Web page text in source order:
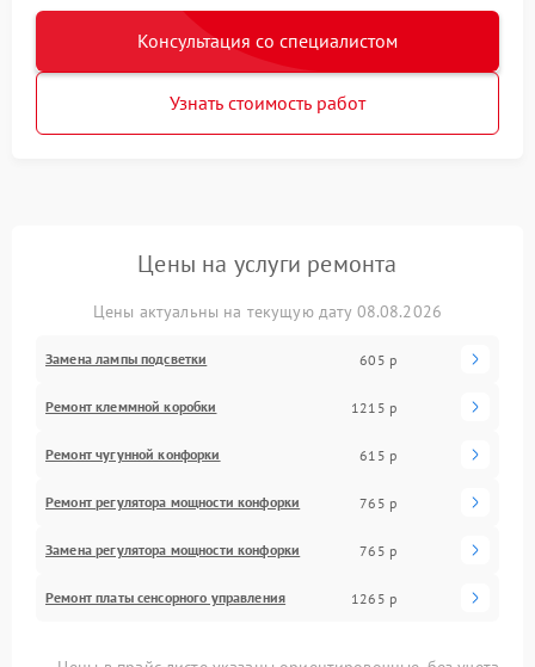
Консультация со специалистом
Узнать стоимость работ
Цены на услуги ремонта
Цены актуальны на текущую дату 08.08.2026
Замена лампы подсветки 605 р
Ремонт клеммной коробки 1215 р
Ремонт чугунной конфорки 615 р
Ремонт регулятора мощности конфорки 765 р
Замена регулятора мощности конфорки 765 р
Ремонт платы сенсорного управления 1265 р